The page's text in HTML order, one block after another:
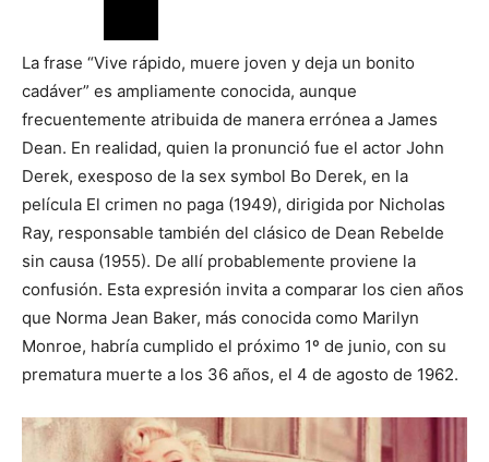
La frase “Vive rápido, muere joven y deja un bonito
cadáver” es ampliamente conocida, aunque
frecuentemente atribuida de manera errónea a James
Dean. En realidad, quien la pronunció fue el actor John
Derek, exesposo de la sex symbol Bo Derek, en la
película El crimen no paga (1949), dirigida por Nicholas
Ray, responsable también del clásico de Dean Rebelde
sin causa (1955). De allí probablemente proviene la
confusión. Esta expresión invita a comparar los cien años
que Norma Jean Baker, más conocida como Marilyn
Monroe, habría cumplido el próximo 1º de junio, con su
prematura muerte a los 36 años, el 4 de agosto de 1962.